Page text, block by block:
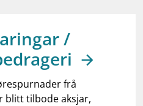
/
frå
blitt tilbode aksjar,